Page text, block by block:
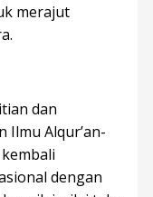
merajut
dan
Ilmu Alqur’an-
dengan